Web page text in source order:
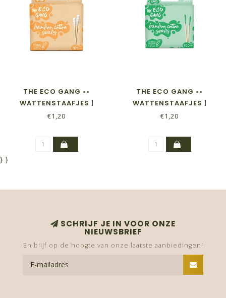
THE ECO GANG ••
WATTENSTAAFJES |
SPIRAALVORM - WIT | 100
€1,20
THE ECO GANG ••
WATTENSTAAFJES |
GROEN | 100 STUKS
€1,20
} }
SCHRIJF JE IN VOOR ONZE
NIEUWSBRIEF
En blijf op de hoogte van onze laatste aanbiedingen!